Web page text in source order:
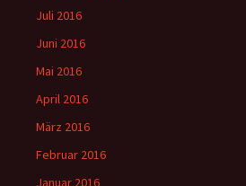
Juli 2016
Juni 2016
Mai 2016
April 2016
März 2016
Februar 2016
Januar 2016